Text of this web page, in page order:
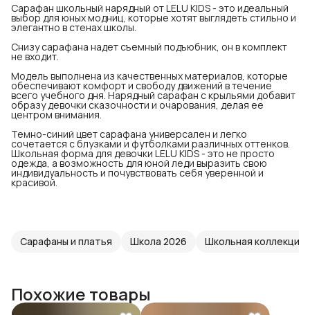
Сарафан школьный нарядный от LELU KIDS - это идеальный
выбор для юных модниц, которые хотят выглядеть стильно и
элегантно в стенах школы.
Снизу сарафана надет съемный подъюбник, он в комплект
не входит.
Модель выполнена из качественных материалов, которые
обеспечивают комфорт и свободу движений в течение
всего учебного дня. Нарядный сарафан с крыльями добавит
образу девочки сказочности и очарования, делая ее
центром внимания.
Темно-синий цвет сарафана универсален и легко
сочетается с блузками и футболками различных оттенков.
Школьная форма для девочки LELU KIDS - это не просто
одежда, а возможность для юной леди выразить свою
индивидуальность и почувствовать себя уверенной и
красивой.
Сарафаны и платья Школа 2026 Школьная коллекция
Похожие товары